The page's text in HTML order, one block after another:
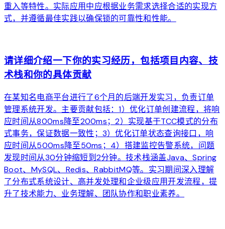
重入等特性。实际应用中应根据业务需求选择合适的实现方
式，并遵循最佳实践以确保锁的可靠性和性能。
请详细介绍一下你的实习经历，包括项目内容、技
术栈和你的具体贡献
在某知名电商平台进行了6个月的后端开发实习，负责订单
管理系统开发。主要贡献包括：1）优化订单创建流程，将响
应时间从800ms降至200ms；2）实现基于TCC模式的分布
式事务，保证数据一致性；3）优化订单状态查询接口，响
应时间从500ms降至50ms；4）搭建监控告警系统，问题
发现时间从30分钟缩短到2分钟。技术栈涵盖Java、Spring
Boot、MySQL、Redis、RabbitMQ等。实习期间深入理解
了分布式系统设计、高并发处理和企业级应用开发流程，提
升了技术能力、业务理解、团队协作和职业素养。